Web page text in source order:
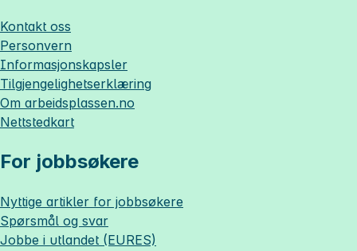
Kontakt oss
Personvern
Informasjonskapsler
Tilgjengelighetserklæring
Om arbeidsplassen.no
Nettstedkart
For jobbsøkere
Nyttige artikler for jobbsøkere
Spørsmål og svar
Jobbe i utlandet (EURES)